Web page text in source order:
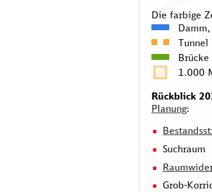
Die farbige
Tunnel
Brücke
1.000
Rückblick
Planung:
Suchraum
Grob-